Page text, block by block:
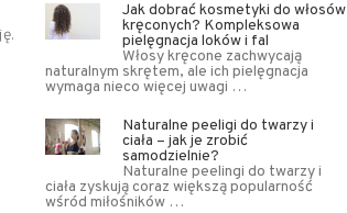
Jak dobrać kosmetyki do włosów
kręconych? Kompleksowa
pielęgnacja loków i fal
Włosy kręcone zachwycają
naturalnym skrętem, ale ich pielęgnacja
wymaga nieco więcej uwagi …
Naturalne peeligi do twarzy i
ciała – jak je zrobić
samodzielnie?
Naturalne peelingi do twarzy i
ciała zyskują coraz większą popularność
wśród miłośników …